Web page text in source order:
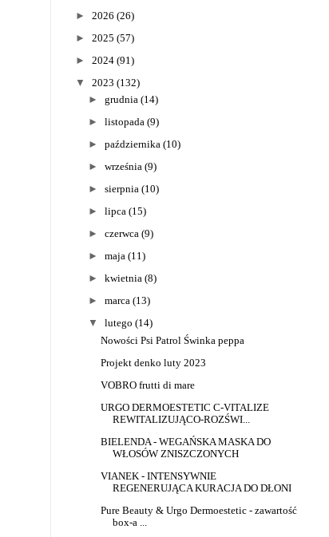
► 2026 (26)
► 2025 (57)
► 2024 (91)
▼
2023 (132)
► grudnia (14)
► listopada (9)
► października (10)
► września (9)
► sierpnia (10)
► lipca (15)
► czerwca (9)
► maja (11)
► kwietnia (8)
► marca (13)
▼
lutego (14)
Nowości Psi Patrol Świnka peppa
Projekt denko luty 2023
VOBRO frutti di mare
URGO DERMOESTETIC C-VITALIZE
REWITALIZUJĄCO-ROZŚWI...
BIELENDA - WEGAŃSKA MASKA DO
WŁOSÓW ZNISZCZONYCH
VIANEK - INTENSYWNIE
REGENERUJĄCA KURACJA DO DŁONI
Pure Beauty & Urgo Dermoestetic - zawartość
box-a ...